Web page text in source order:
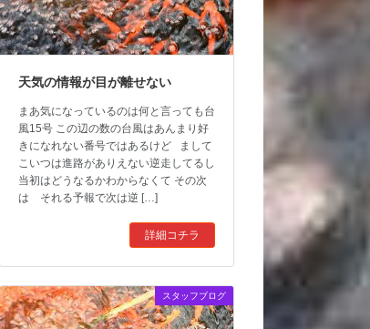
天気の情報が目が離せない
まあ気になっているのは何と言っても台
風15号 この辺の数の台風はあんまり好
きになれない番号ではあるけど まして
こいつは進路がありえない逆走してるし
当初はどうなるかわからなくて その次
は それる予報で次は逆 […]
詳細コチラ
スタッフブログ